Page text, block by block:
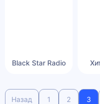
Black Star Radio
Назад 1 2 3